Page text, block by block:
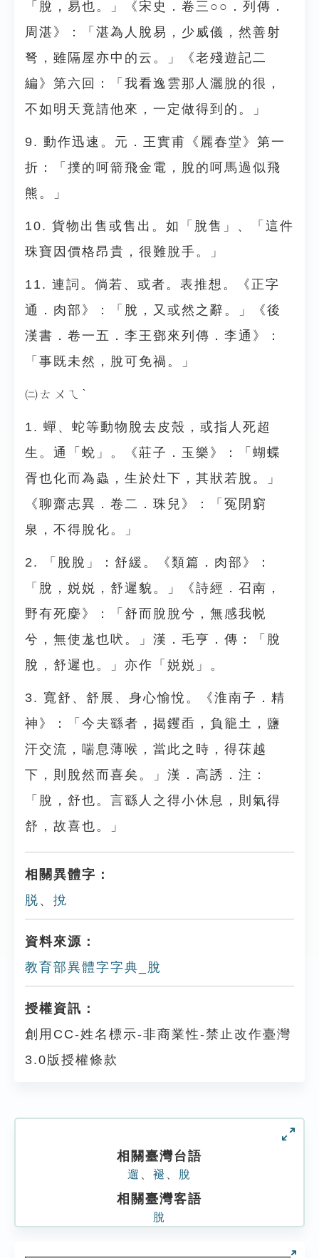
「脫，易也。」《宋史．卷三○○．列傳．
周湛》：「湛為人脫易，少威儀，然善射
弩，雖隔屋亦中的云。」《老殘遊記二
編》第六回：「我看逸雲那人灑脫的很，
不如明天竟請他來，一定做得到的。」
9. 動作迅速。元．王實甫《麗春堂》第一
折：「撲的呵箭飛金電，脫的呵馬過似飛
熊。」
10. 貨物出售或售出。如「脫售」、「這件
珠寶因價格昂貴，很難脫手。」
11. 連詞。倘若、或者。表推想。《正字
通．肉部》：「脫，又或然之辭。」《後
漢書．卷一五．李王鄧來列傳．李通》：
「事既未然，脫可免禍。」
㈡ㄊㄨㄟˋ
1. 蟬、蛇等動物脫去皮殼，或指人死超
生。通「蛻」。《莊子．玉樂》：「蝴蝶
胥也化而為蟲，生於灶下，其狀若脫。」
《聊齋志異．卷二．珠兒》：「冤閉窮
泉，不得脫化。」
2. 「脫脫」：舒緩。《類篇．肉部》：
「脫，娧娧，舒遲貌。」《詩經．召南，
野有死麇》：「舒而脫脫兮，無感我帨
兮，無使尨也吠。」漢．毛亨．傳：「脫
脫，舒遲也。」亦作「娧娧」。
3. 寬舒、舒展、身心愉悅。《淮南子．精
神》：「今夫繇者，揭钁臿，負籠土，鹽
汗交流，喘息薄喉，當此之時，得茠越
下，則脫然而喜矣。」漢．高誘．注：
「脫，舒也。言繇人之得小休息，則氣得
舒，故喜也。」
相關異體字：
脱 、 挩
資料來源：
教育部異體字字典_脫
授權資訊：
創用CC-姓名標示-非商業性-禁止改作臺灣
3.0版授權條款
相關臺灣台語
遛 褪 脫
相關臺灣客語
脫